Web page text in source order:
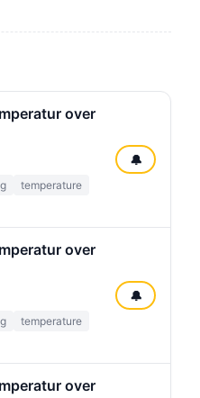
over
temperature
🔔
over
temperature
🔔
over